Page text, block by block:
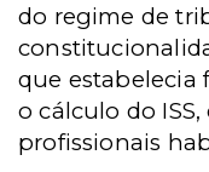
do regime de
que estabelecia
o cálculo do
profissionais